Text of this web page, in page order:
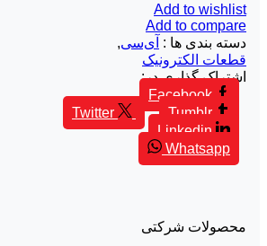
Add to wishlist
Add to compare
دسته بندی ها : آی‌سی,
قطعات الکترونیک
اشتراک گذاری در:
Facebook
Twitter
Tumblr
Linkedin
Whatsapp
محصولات شرکتی